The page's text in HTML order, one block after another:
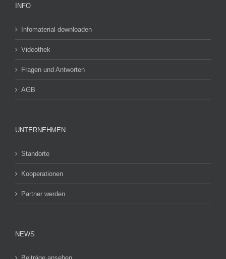
INFO
Infomaterial downloaden
Videothek
Fragen und Antworten
AGB
UNTERNEHMEN
Standorte
Kooperationen
Partner werden
NEWS